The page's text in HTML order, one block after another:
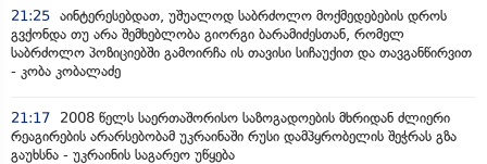
21:25 აინტერესებდათ, უშუალოდ საბრძოლო მოქმედებების დროს
გვქონდა თუ არა შემხებლობა გიორგი ბარამიძესთან, რომელ
საბრძოლო პოზიციებში გამოირჩა ის თავისი სიჩაუქით და თავგანწირვით
- კობა კობალაძე
21:17
2008 წელს საერთაშორისო საზოგადოების მხრიდან ძლიერი
რეაგირების არარსებობამ უკრაინაში რუსი დამპყრობელის შეჭრას გზა
გაუხსნა - უკრაინის საგარეო უწყება